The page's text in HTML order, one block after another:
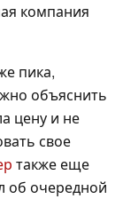
компания
пика,
объяснить
цену и не
свое
также еще
об очередной